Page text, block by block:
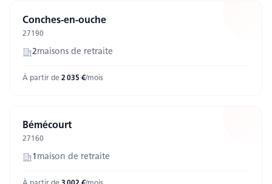
Conches-en-ouche
27190
2maisons de retraite
À partir de 2 035 €/mois
Bémécourt
27160
1 maison de retraite